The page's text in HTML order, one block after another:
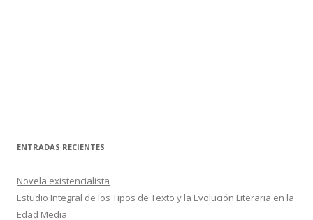
ENTRADAS RECIENTES
Novela existencialista
Estudio Integral de los Tipos de Texto y la Evolución Literaria en la
Edad Media